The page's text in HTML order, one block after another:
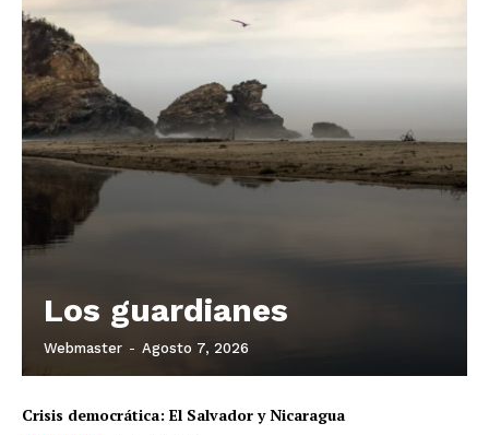
Los guardianes
Webmaster - Agosto 7, 2026
Crisis democrática: El Salvador y Nicaragua